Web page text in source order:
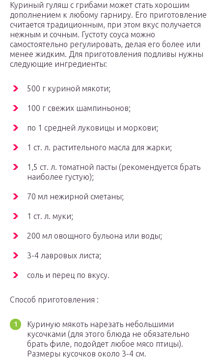
Куриный гуляш с грибами может стать хорошим
дополнением к любому гарниру. Его приготовление
считается традиционным, при этом вкус получается
нежным и сочным. Густоту соуса можно
самостоятельно регулировать, делая его более или
менее жидким. Для приготовления подливы нужны
следующие ингредиенты:
500 г куриной мякоти;
100 г свежих шампиньонов;
по 1 средней луковицы и моркови;
1 ст. л. растительного масла для жарки;
1,5 ст. л. томатной пасты (рекомендуется брать
наиболее густую);
70 мл нежирной сметаны;
1 ст. л. муки;
200 мл овощного бульона или воды;
3-4 лавровых листа;
соль и перец по вкусу.
Способ приготовления :
Куриную мякоть нарезать небольшими
кусочками (для этого блюда не обязательно
брать филе, подойдет любое мясо птицы).
Размеры кусочков около 3-4 см.